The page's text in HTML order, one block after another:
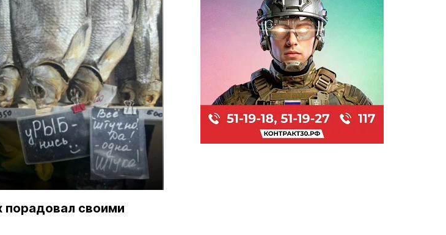
порадовал своими